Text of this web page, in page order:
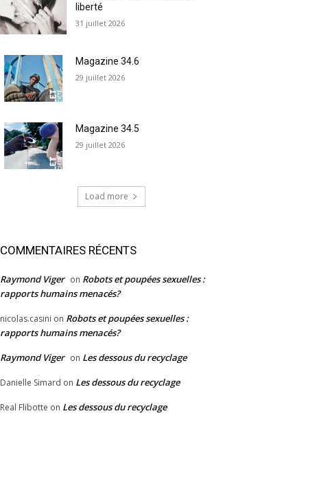
liberté
31 juillet 2026
Magazine 34.6
29 juillet 2026
Magazine 34.5
29 juillet 2026
Load more
COMMENTAIRES RÉCENTS
Raymond Viger on Robots et poupées sexuelles :
rapports humains menacés?
nicolas.casini on Robots et poupées sexuelles :
rapports humains menacés?
Raymond Viger on Les dessous du recyclage
Danielle Simard on Les dessous du recyclage
Real Flibotte on Les dessous du recyclage